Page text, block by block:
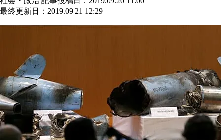
最終更新日：2019.09.21 12:29